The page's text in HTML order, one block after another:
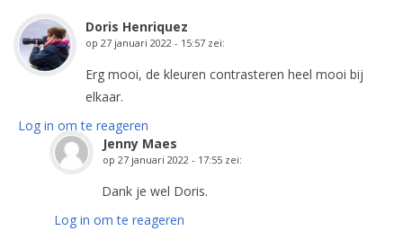
Doris Henriquez
op 27 januari 2022 - 15:57 zei:
Erg mooi, de kleuren contrasteren heel mooi bij
elkaar.
Log in om te reageren
Jenny Maes
op 27 januari 2022 - 17:55 zei:
Dank je wel Doris.
Log in om te reageren